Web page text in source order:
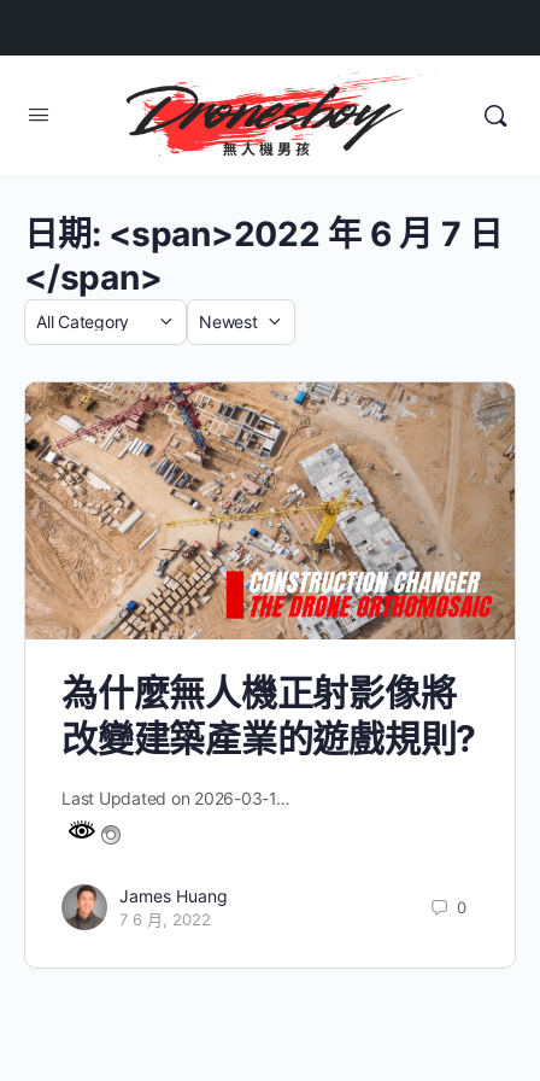
日期: <span>2022 年 6 月 7 日
</span>
Category
Sort
為什麼無人機正射影像將
改變建築產業的遊戲規則?
Last Updated on 2026-03-1…
James Huang
7 6 月, 2022
0